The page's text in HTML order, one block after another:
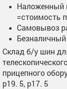
Наложенный
=стоимость
Самовывоз
Склад б/у шин
прицепного
р19. 5, р17. 5